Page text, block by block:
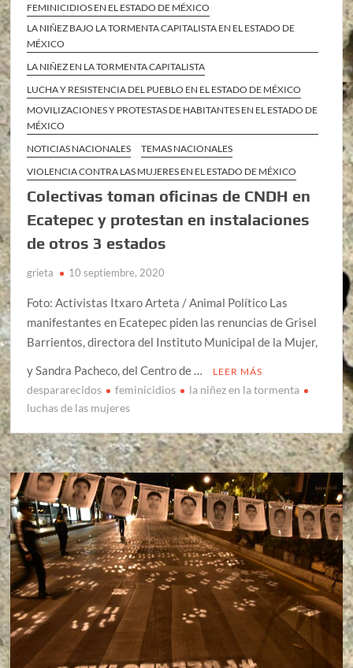
FEMINICIDIOS EN EL ESTADO DE MÉXICO
LA NIÑEZ BAJO LA TORMENTA CAPITALISTA EN EL ESTADO DE
MÉXICO
LA NIÑEZ EN LA TORMENTA CAPITALISTA
LUCHA Y RESISTENCIA DEL PUEBLO EN EL ESTADO DE MÉXICO
MOVILIZACIONES Y PROTESTAS DE HABITANTES EN EL ESTADO DE
MÉXICO
NOTICIAS NACIONALES
TEMAS NACIONALES
VIOLENCIA CONTRA LAS MUJERES EN EL ESTADO DE MÉXICO
Colectivas toman oficinas de CNDH en
Ecatepec y protestan en instalaciones
de otros 3 estados
grieta 10 septiembre, 2020
Foto: Activistas Itxaro Arteta / Animal Político Las
manifestantes en Ecatepec piden las renuncias de Grisel
Barrientos, directora del Instituto Municipal de la Mujer,
y Sandra Pacheco, del Centro de …
LEER MÁS
despararecidos feminicidios
la niñez en la tormenta
luchas de las mujeres